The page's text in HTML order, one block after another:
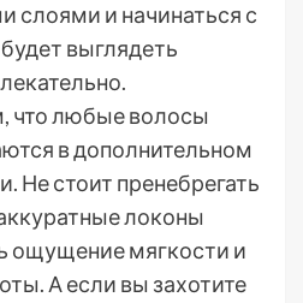
слоями и начинаться с
выглядеть
что любые волосы
в дополнительном
Не стоит пренебрегать
локоны
ощущение мягкости и
А если вы захотите